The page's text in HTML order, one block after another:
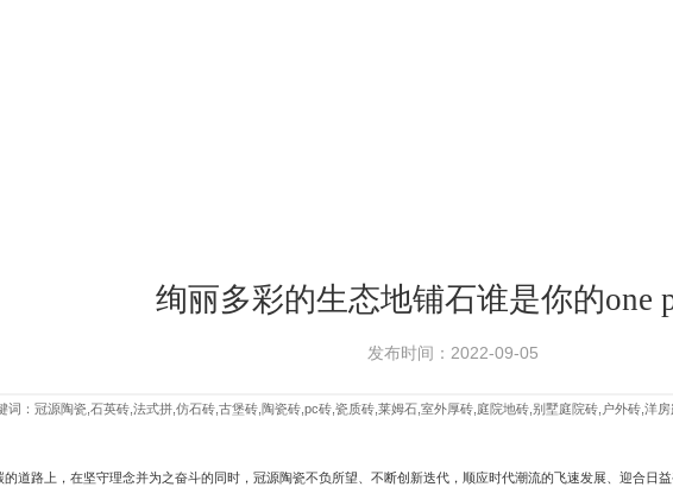
绚丽多彩的生态地铺石谁是你的one
发布时间：2022-09-05
词：冠源陶瓷,石英砖,法式拼,仿石砖,古堡砖,陶瓷砖,pc砖,瓷质砖,莱姆石,室外厚砖,庭院地砖,别墅庭院砖,户外砖,洋
道路上，在坚守理念并为之奋斗的同时， 冠源陶瓷不负所望、不断创新迭代，顺应时代潮流的飞速发展、迎合日